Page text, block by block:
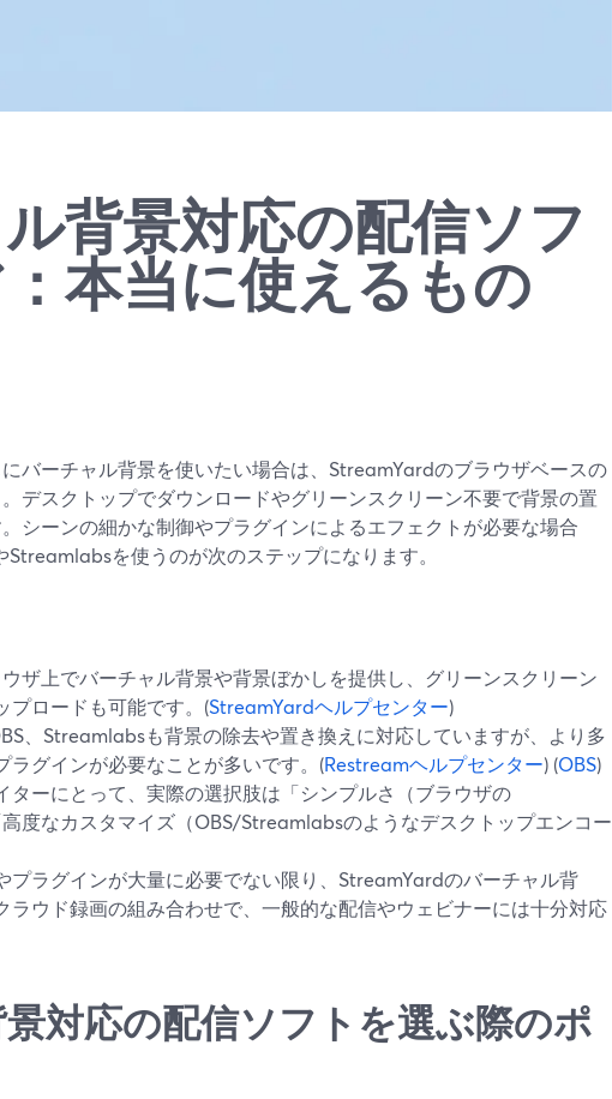
背景対応の配信ソフ
本当に使えるもの
バーチャル背景を使いたい場合は、StreamYardのブラウザベースの
デスクトップでダウンロードやグリーンスクリーン不要で背景の置
シーンの細かな制御やプラグインによるエフェクトが必要な場合
を使うのが次のステップになります。
ザ上でバーチャル背景や背景ぼかしを提供し、グリーンスクリーン
プロードも可能です。(StreamYardヘルプセンター)
、Streamlabsも背景の除去や置き換えに対応していますが、より多
ラグインが必要なことが多いです。(Restreamヘルプセンター) (OBS)
ターにとって、実際の選択肢は「シンプルさ（ブラウザの
度なカスタマイズ（OBS/Streamlabsのようなデスクトップエンコー
プラグインが大量に必要でない限り、StreamYardのバーチャル背
ラウド録画の組み合わせで、一般的な配信やウェビナーには十分対応
対応の配信ソフトを選ぶ際のポ